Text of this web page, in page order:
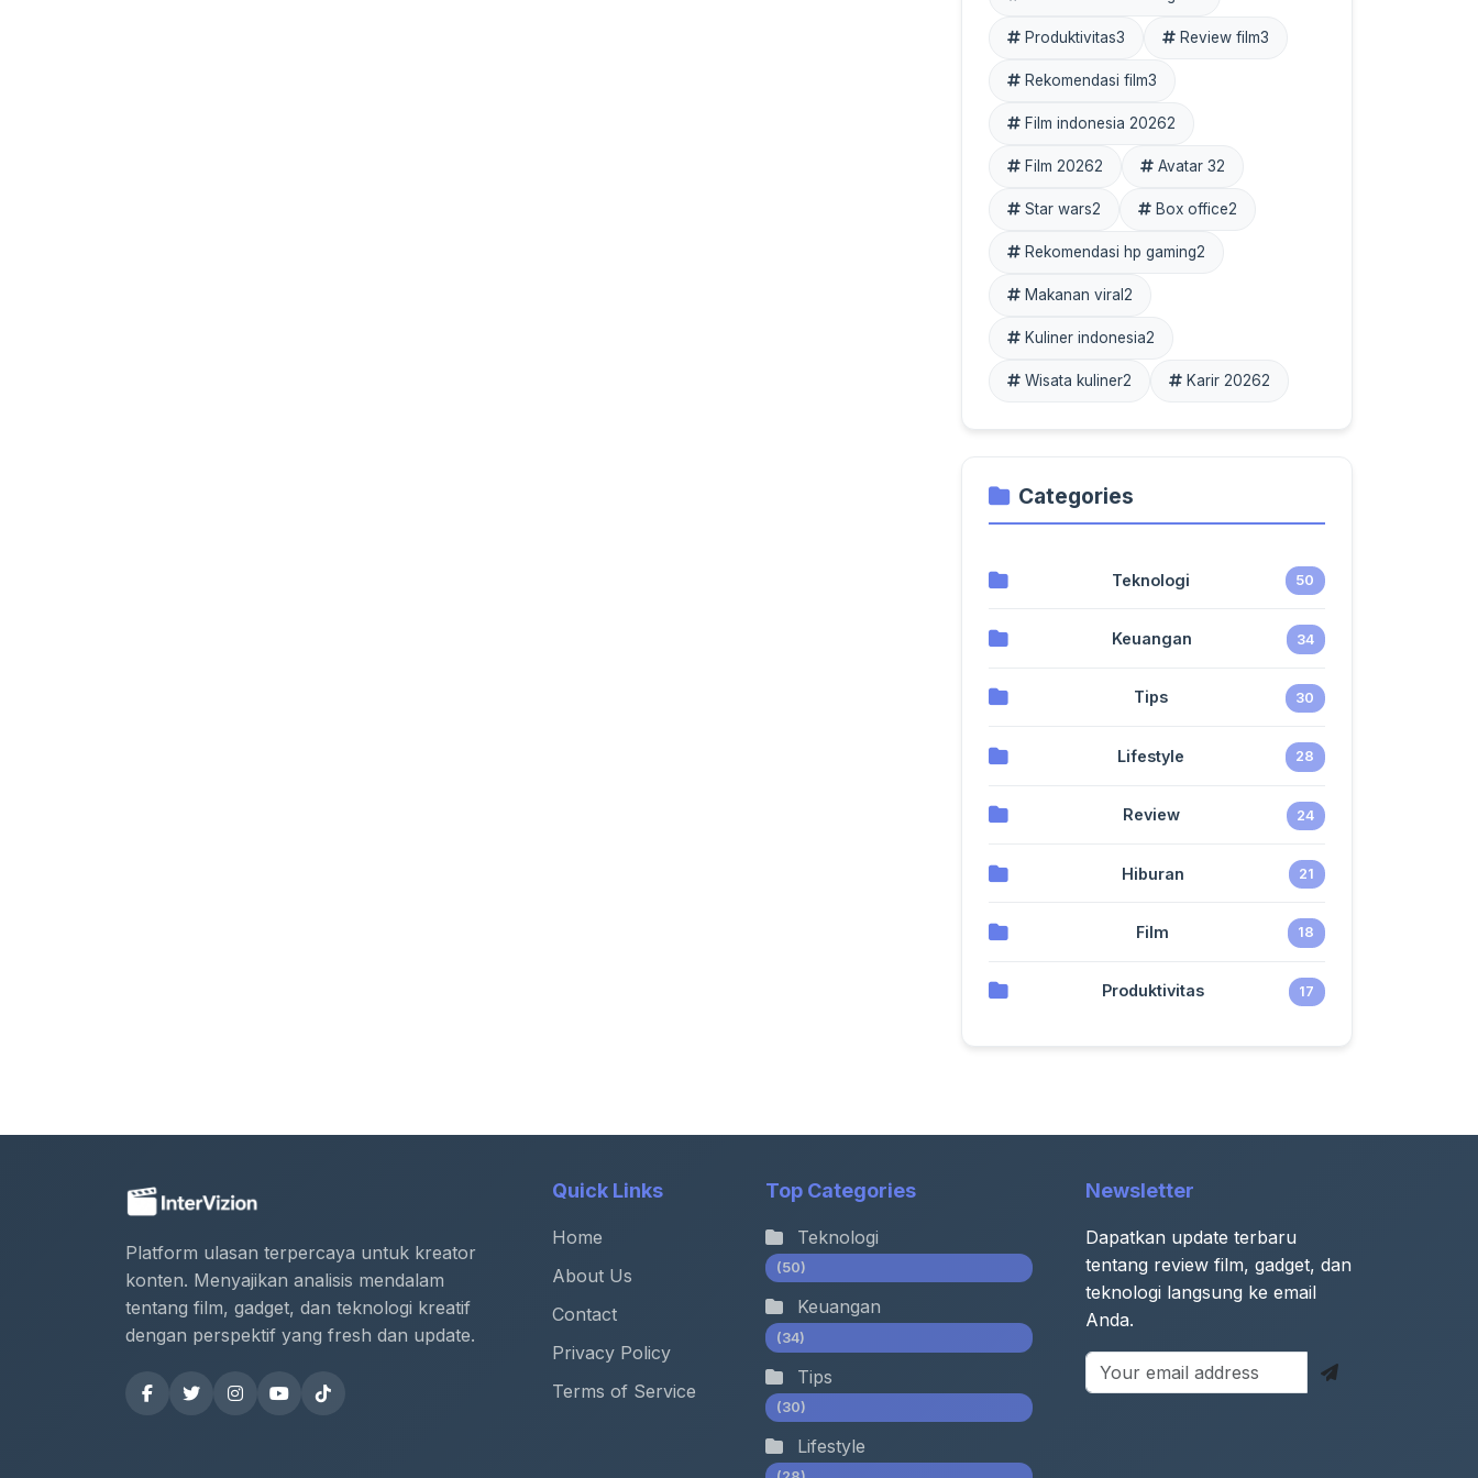
Produktivitas3 Review film3
Rekomendasi film3
Film indonesia 20262
Film 20262 Avatar 32
Star wars2 Box office2
Rekomendasi hp gaming2
Makanan viral 2
Kuliner indonesia2
Wisata kuliner2 Karir 20262
Categories
Teknologi 50
Keuangan 34
Tips 30
Lifestyle 28
Review 24
Hiburan 21
Film 18
Produktivitas 17
Platform ulasan terpercaya untuk kreator
konten. Menyajikan analisis mendalam
tentang film, gadget, dan teknologi kreatif
dengan perspektif yang fresh dan update.
Quick Links
Home
About Us
Contact
Privacy Policy
Terms of Service
Top Categories
Teknologi
(50)
Keuangan
(34)
Tips
(30)
Lifestyle
Newsletter
Dapatkan update terbaru
tentang review film, gadget, dan
teknologi langsung ke email
Anda.